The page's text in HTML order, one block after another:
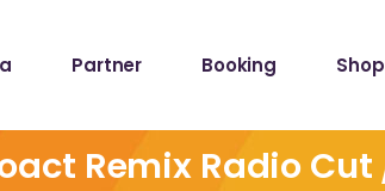
Partner Booking Shop
Remix Radio Cut